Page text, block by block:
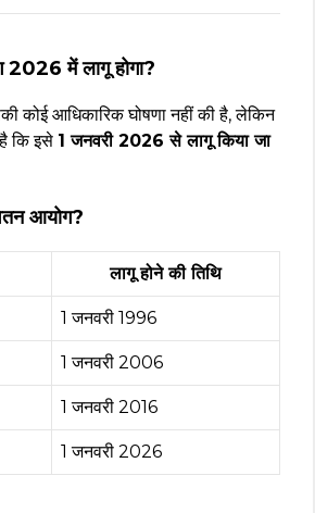
2026 में लागू होगा?
कोई आधिकारिक घोषणा नहीं की है, लेकिन
कि इसे 1 जनवरी 2026 से लागू किया जा
आयोग?
लागू होने की तिथि
1 जनवरी 1996
1 जनवरी 2006
1 जनवरी 2016
1 जनवरी 2026